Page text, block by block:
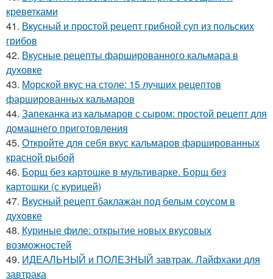
креветками
41. Вкусный и простой рецепт грибной суп из польских
грибов
42. Вкусные рецепты фаршированного кальмара в
духовке
43. Морской вкус на столе: 15 лучших рецептов
фаршированных кальмаров
44. Запеканка из кальмаров с сыром: простой рецепт для
домашнего приготовления
45. Откройте для себя вкус кальмаров фаршированных
красной рыбой
46. Борщ без картошке в мультиварке. Борщ без
картошки (с курицей)
47. Вкусный рецепт баклажан под белым соусом в
духовке
48. Куриные филе: открытие новых вкусовых
возможностей
49. ИДЕАЛЬНЫЙ и ПОЛЕЗНЫЙ завтрак. Лайфхаки для
завтрака